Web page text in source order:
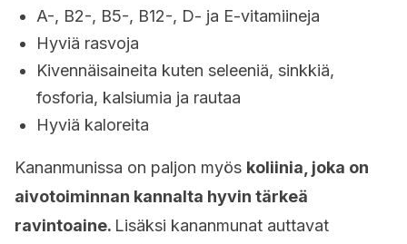
A-, B2-, B5-, B12-, D- ja E-vitamiineja
Hyviä rasvoja
Kivennäisaineita kuten seleeniä, sinkkiä,
fosforia, kalsiumia ja rautaa
Hyviä kaloreita
Kananmunissa on paljon myös koliinia, joka on
aivotoiminnan kannalta hyvin tärkeä
ravintoaine. Lisäksi kananmunat auttavat